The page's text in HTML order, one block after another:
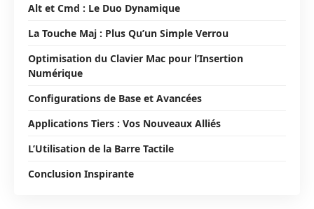
Alt et Cmd : Le Duo Dynamique
La Touche Maj : Plus Qu’un Simple Verrou
Optimisation du Clavier Mac pour l’Insertion
Numérique
Configurations de Base et Avancées
Applications Tiers : Vos Nouveaux Alliés
L’Utilisation de la Barre Tactile
Conclusion Inspirante